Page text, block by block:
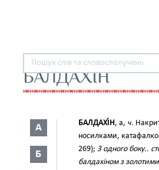
БАЛДАХІН
А
Б
БАЛДАХІ́Н, а, ч.
носилками,
269); З одного боку..
балдахіном з